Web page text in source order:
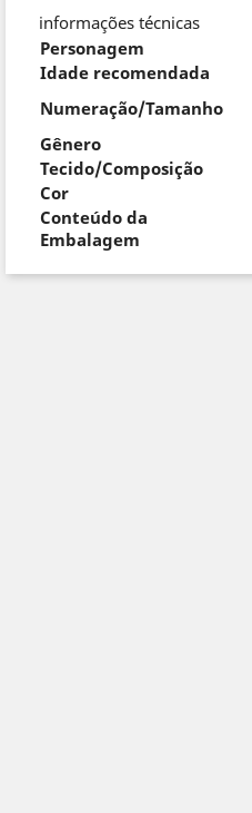
informações técnicas
Personagem
Idade recomendada
Numeração/Tamanho
Gênero
Tecido/Composição
Cor
Conteúdo da
Embalagem